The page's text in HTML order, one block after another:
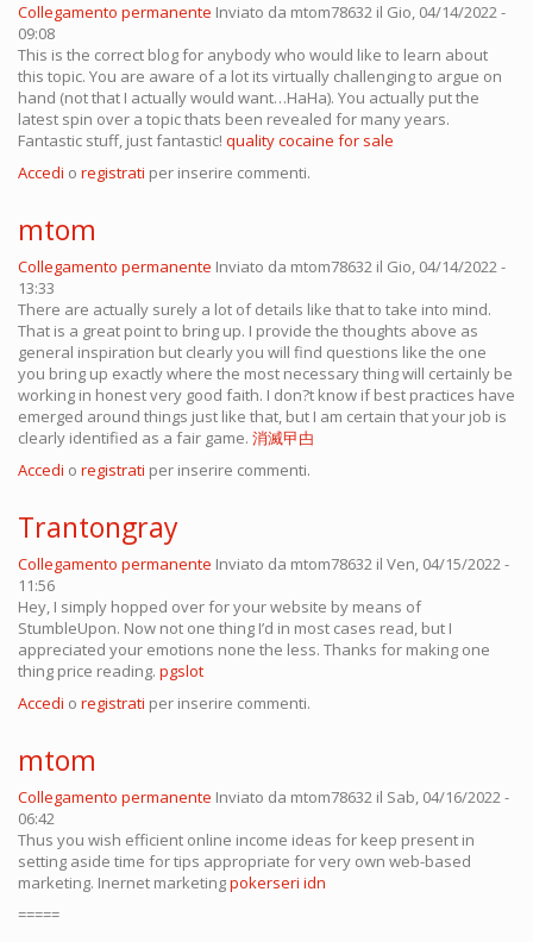
Collegamento permanente Inviato da mtom78632 il Gio, 04/14/2022 -
09:08
This is the correct blog for anybody who would like to learn about
this topic. You are aware of a lot its virtually challenging to argue on
hand (not that I actually would want…HaHa). You actually put the
latest spin over a topic thats been revealed for many years.
Fantastic stuff, just fantastic! quality cocaine for sale
Accedi o registrati per inserire commenti.
mtom
Collegamento permanente Inviato da mtom78632 il Gio, 04/14/2022 -
13:33
There are actually surely a lot of details like that to take into mind.
That is a great point to bring up. I provide the thoughts above as
general inspiration but clearly you will find questions like the one
you bring up exactly where the most necessary thing will certainly be
working in honest very good faith. I don?t know if best practices have
emerged around things just like that, but I am certain that your job is
clearly identified as a fair game. 消滅曱甴
Accedi o registrati per inserire commenti.
Trantongray
Collegamento permanente Inviato da mtom78632 il Ven, 04/15/2022 -
11:56
Hey, I simply hopped over for your website by means of
StumbleUpon. Now not one thing I’d in most cases read, but I
appreciated your emotions none the less. Thanks for making one
thing price reading. pgslot
Accedi o registrati per inserire commenti.
mtom
Collegamento permanente Inviato da mtom78632 il Sab, 04/16/2022 -
06:42
Thus you wish efficient online income ideas for keep present in
setting aside time for tips appropriate for very own web-based
marketing. Inernet marketingpokerseri idn
=====